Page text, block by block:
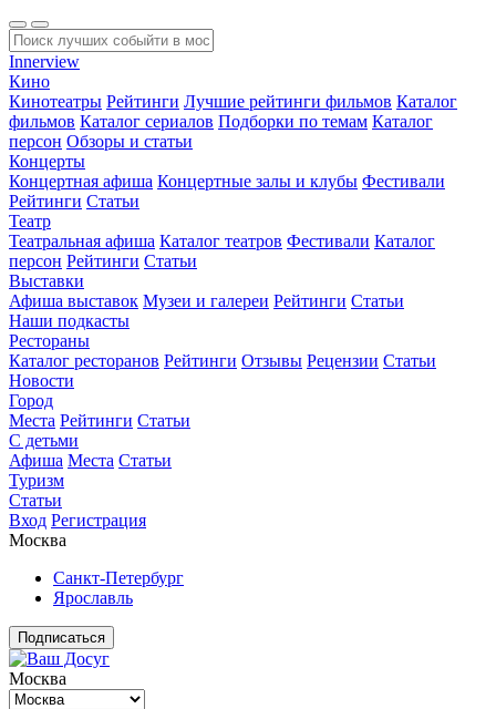
Innerview
Кино
Кинотеатры Рейтинги Лучшие рейтинги фильмов Каталог
фильмов Каталог сериалов Подборки по темам Каталог
персон Обзоры и статьи
Концерты
Концертная афиша Концертные залы и клубы Фестивали
Рейтинги Статьи
Театр
Театральная афиша Каталог театров Фестивали Каталог
персон Рейтинги Статьи
Выставки
Афиша выставок Музеи и галереи Рейтинги Статьи
Наши подкасты
Рестораны
Каталог ресторанов Рейтинги Отзывы Рецензии Статьи
Новости
Город
Места Рейтинги Статьи
С детьми
Афиша Места Статьи
Туризм
Статьи
Вход Регистрация
Москва
Санкт-Петербург
Ярославль
Подписаться
Москва